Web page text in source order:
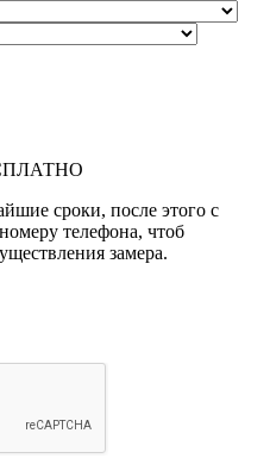
сроки, после этого с
телефона, чтоб
замера.